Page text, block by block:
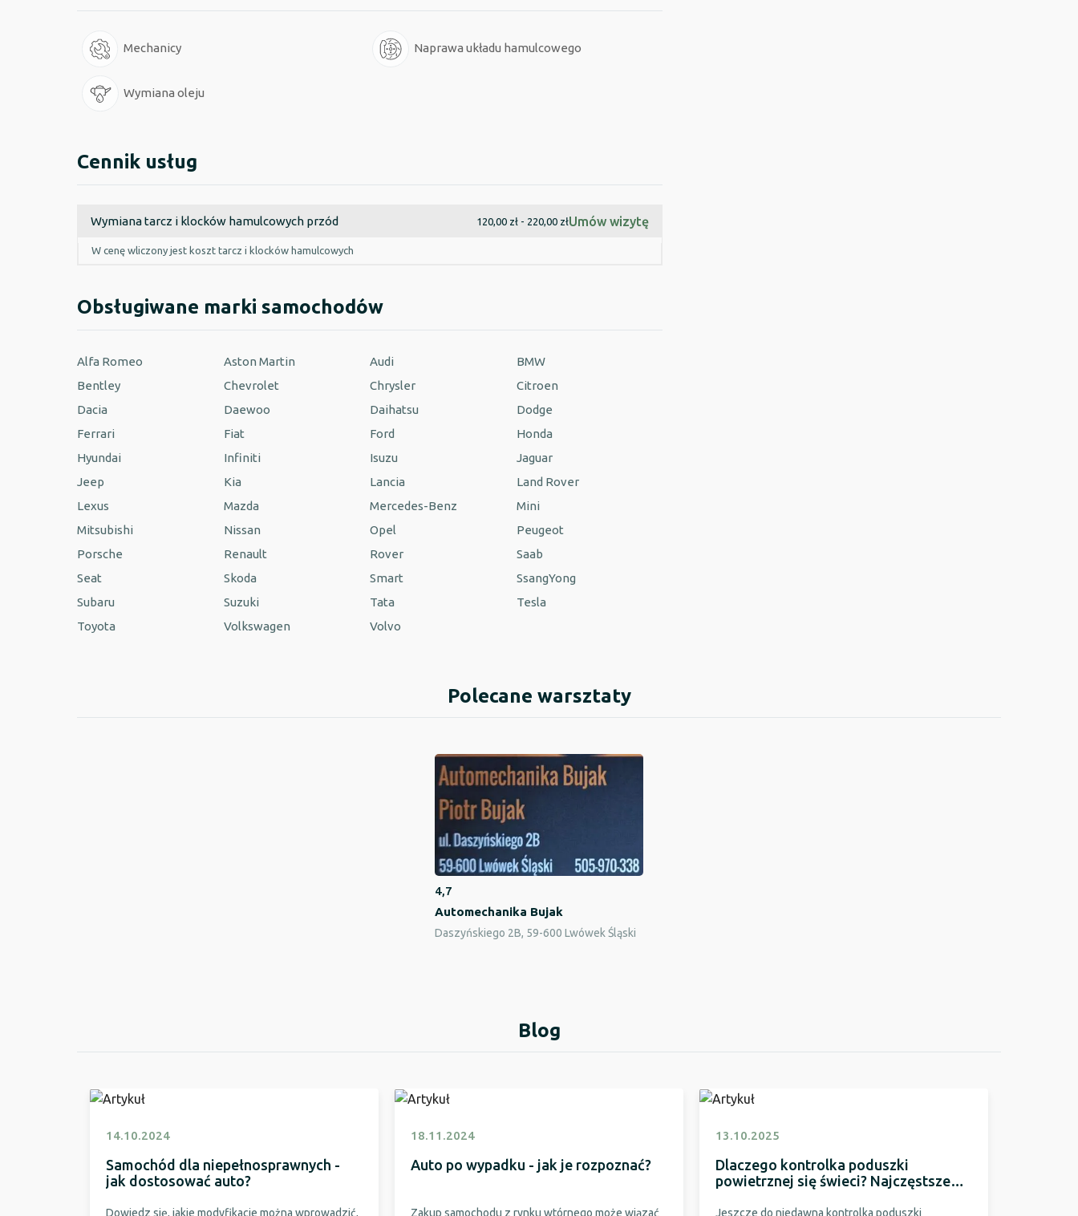
Mechanicy Naprawa układu hamulcowego
Wymiana oleju
Cennik usług
Wymiana tarcz i klocków hamulcowych przód 120,00 zł - 220,00 złUmów wizytę
W cenę wliczony jest koszt tarcz i klocków hamulcowych
Obsługiwane marki samochodów
Alfa Romeo Aston Martin Audi
BMW
Bentley
Chevrolet Chrysler
Citroen
Dacia
Daewoo Daihatsu
Dodge
Ferrari
Fiat Ford
Honda
Hyundai
Infiniti Isuzu
Jaguar
Jeep
Kia Lancia
Land Rover
Lexus
Mazda Mercedes-Benz
Mini
Mitsubishi
Nissan Opel
Peugeot
Porsche
Renault Rover
Saab
Seat
Skoda Smart
SsangYong
Subaru
Suzuki Tata
Tesla
Toyota
Volkswagen Volvo
Polecane warsztaty
4,7
Automechanika Bujak
Daszyńskiego 2B, 59-600 Lwówek Śląski
Blog
14.10.2024
Samochód dla niepełnosprawnych -
jak dostosować auto?
Dowiedz się, jakie modyfikacje można wprowadzić,
18.11.2024
Auto po wypadku - jak je rozpoznać?
Zakup samochodu z rynku wtórnego może wiązać
13.10.2025
Dlaczego kontrolka poduszki
powietrznej się świeci? Najczęstsze
Jeszcze do niedawna kontrolka poduszki